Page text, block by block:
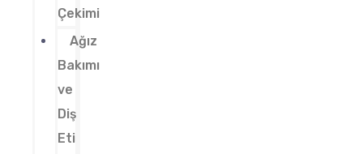
Çekimi
Ağız
Bakımı
ve
Diş
Eti